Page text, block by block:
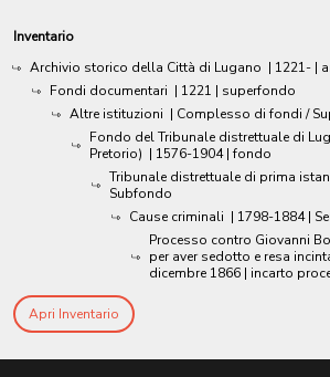
Inventario
Archivio storico della Città di Lugano | 1221- |
Fondi documentari | 1221 | superfondo
Altre istituzioni | Complesso di fondi /
Fondo del Tribunale distrettuale di
Pretorio) | 1576-1904 | fondo
Tribunale distrettuale di prima
Subfondo
Cause criminali | 1798-1884 |
Processo contro Giovanni
per aver sedotto e resa
dicembre 1866 | incarto
Apri Inventario